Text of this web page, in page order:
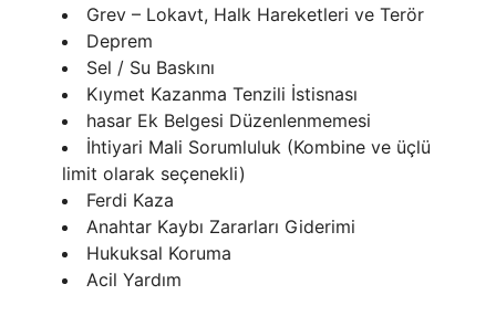
Grev – Lokavt, Halk Hareketleri ve Terör
Deprem
Sel / Su Baskını
Kıymet Kazanma Tenzili İstisnası
hasar Ek Belgesi Düzenlenmemesi
İhtiyari Mali Sorumluluk (Kombine ve üçlü
limit olarak seçenekli)
Ferdi Kaza
Anahtar Kaybı Zararları Giderimi
Hukuksal Koruma
Acil Yardım